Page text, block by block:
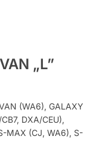
„L”
(WA6), GALAXY
DXA/CEU),
MAX (CJ, WA6), S-